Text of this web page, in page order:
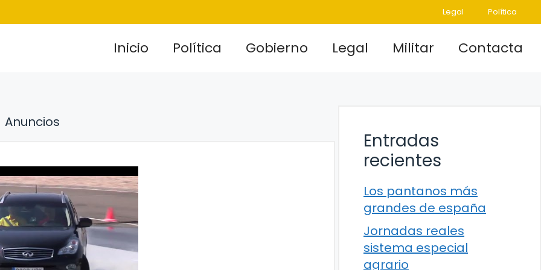
Legal Política
Inicio Política Gobierno Legal Militar Contacta
Anuncios
Entradas
recientes
Los pantanos más
grandes de españa
Jornadas reales
sistema especial
agrario